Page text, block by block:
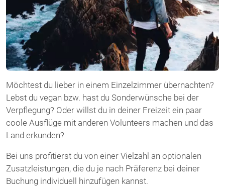
Möchtest du lieber in einem Einzelzimmer übernachten?
Lebst du vegan bzw. hast du Sonderwünsche bei der
Verpflegung? Oder willst du in deiner Freizeit ein paar
coole Ausflüge mit anderen Volunteers machen und das
Land erkunden?
Bei uns profitierst du von einer Vielzahl an optionalen
Zusatzleistungen, die du je nach Präferenz bei deiner
Buchung individuell hinzufügen kannst.